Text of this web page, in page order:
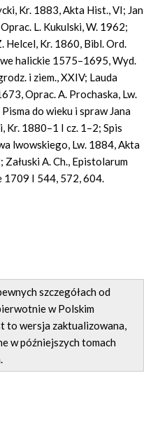
Kr. 1883, Akta Hist., VI; Jan
L. Kukulski, W. 1962;
Helcel, Kr. 1860, Bibl. Ord.
halickie 1575–1695, Wyd.
i ziem., XXIV; Lauda
Oprac. A. Prochaska, Lw.
do wieku i spraw Jana
Kr. 1880–1 I cz. 1–2; Spis
lwowskiego, Lw. 1884, Akta
Załuski A. Ch., Epistolarum
1709 I 544, 572, 604.
szczegółach od
w Polskim
to wersja zaktualizowana,
w późniejszych tomach